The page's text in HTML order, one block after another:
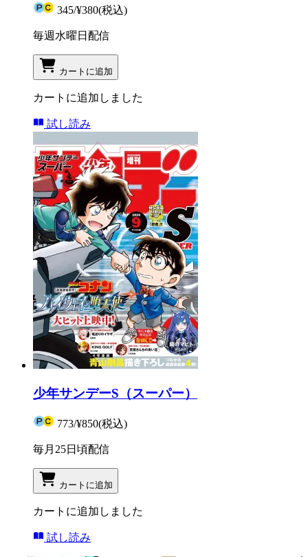
345/¥380(税込)
毎週水曜日配信
カートに追加
カートに追加しました
試し読み
少年サンデーS（スーパー）
773/¥850(税込)
毎月25日頃配信
カートに追加
カートに追加しました
試し読み